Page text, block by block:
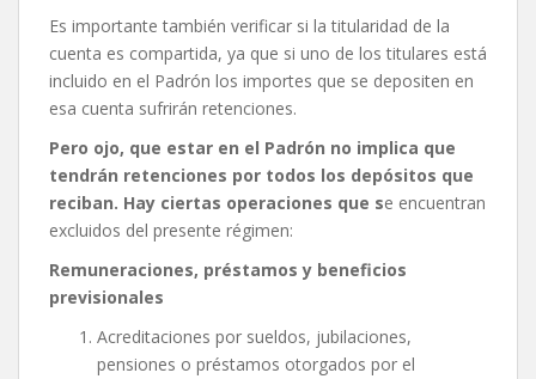
Es importante también verificar si la titularidad de la
cuenta es compartida, ya que si uno de los titulares está
incluido en el Padrón los importes que se depositen en
esa cuenta sufrirán retenciones.
Pero ojo, que estar en el Padrón no implica que
tendrán retenciones por todos los depósitos que
reciban. Hay ciertas operaciones que se encuentran
excluidos del presente régimen:
Remuneraciones, préstamos y beneficios
previsionales
Acreditaciones por sueldos, jubilaciones,
pensiones o préstamos otorgados por el